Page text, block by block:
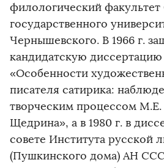
филологический факультет
государственного
Чернышевского. В 1966 г.
кандидатскую
«Особенности
писателя сатирика:
творческим процессом
Щедрина», а в 1980 г. в
совете Института русской
(Пушкинского дома) АН